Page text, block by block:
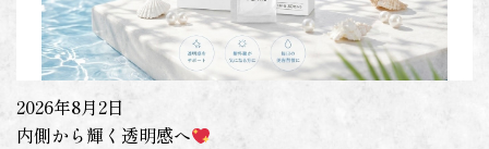
2026年8月2日
内側から輝く透明感へ